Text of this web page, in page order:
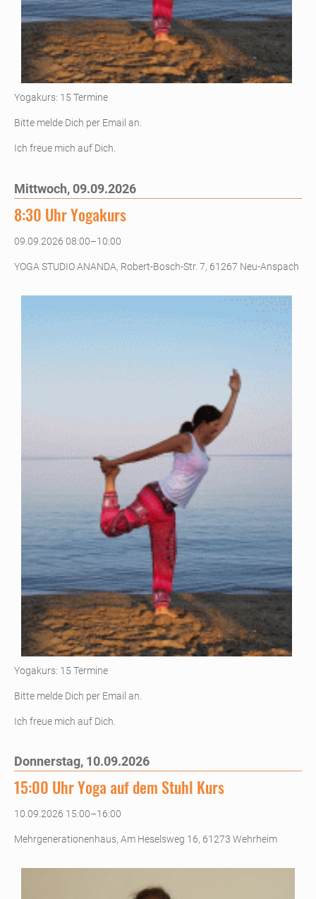
Yogakurs: 15 Termine
Bitte melde Dich per Email an.
Ich freue mich auf Dich.
Mittwoch, 09.09.2026
8:30 Uhr Yogakurs
09.09.2026 08:00–10:00
YOGA STUDIO ANANDA, Robert-Bosch-Str. 7, 61267 Neu-Anspach
Yogakurs: 15 Termine
Bitte melde Dich per Email an.
Ich freue mich auf Dich.
Donnerstag, 10.09.2026
15:00 Uhr Yoga auf dem Stuhl Kurs
10.09.2026 15:00–16:00
Mehrgenerationenhaus, Am Heselsweg 16, 61273 Wehrheim